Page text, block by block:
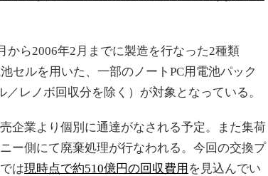
ら2006年2月までに製造を行なった2種類
セルを用いた、一部のノートPC用電池パック
レノボ回収分を除く）が対象となっている。
企業より個別に通達がなされる予定。また集荷
ー側にて廃棄処理が行なわれる。今回の交換プ
は現時点で約510億円の回収費用 を見込んでい